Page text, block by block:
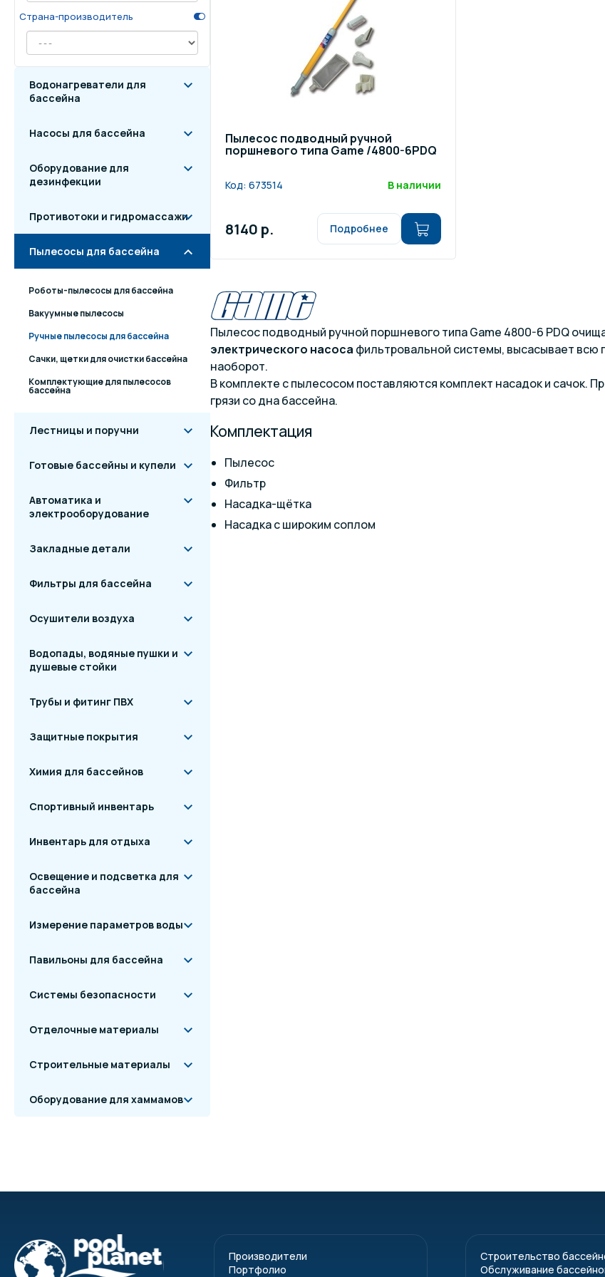
Инвентарь для отдыха
Освещение и подсветка для
бассейна
Отделочные материалы
Страна-производитель
Водонагреватели для
бассейна
Насосы для бассейна
Оборудование для
дезинфекции
Противотоки и гидромассажи
Пылесосы для бассейна
Роботы-пылесосы для бассейна
Вакуумные пылесосы
Ручные пылесосы для бассейна
Сачки, щетки для очистки бассейна
Комплектующие для пылесосов
бассейна
Лестницы и поручни
Готовые бассейны и купели
Автоматика и
электрооборудование
Закладные детали
Фильтры для бассейна
Осушители воздуха
Водопады, водяные пушки и
душевые стойки
Трубы и фитинг ПВХ
Защитные покрытия
Химия для бассейнов
Спортивный инвентарь
Инвентарь для отдыха
Освещение и подсветка для
бассейна
Измерение параметров воды
Павильоны для бассейна
Системы безопасности
Отделочные материалы
Строительные материалы
Оборудование для хаммамов
Пылесос подводный ручной
поршневого типа Game /4800-6PDQ
Код: 673514 В наличии
8140 р. Подробнее
Пылесос подводный ручной поршневого типа Game 4800-6 PDQ
электрического насоса фильтровальной системы, высасывает
наоборот.
В комплекте с пылесосом поставляются комплект насадок и сачок.
грязи со дна бассейна.
Комплектация
Пылесос
Фильтр
Насадка-щётка
Насадка с широким соплом
Производители
Портфолио
Строительство
Обслуживание